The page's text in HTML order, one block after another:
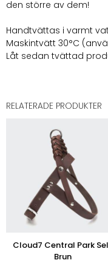
den större av dem!
Handtvättas i varmt
Maskintvätt 30°C
Låt sedan tvättad
RELATERADE PRODUKTER
Cloud7 Central Park
Brun